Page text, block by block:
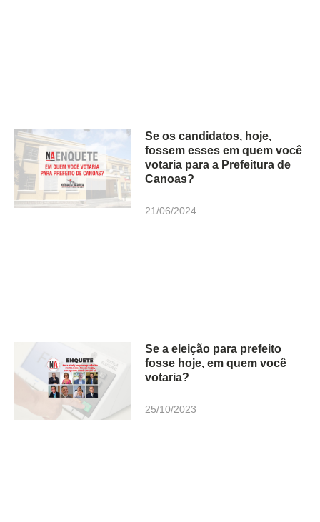
Se os candidatos, hoje,
fossem esses em quem você
votaria para a Prefeitura de
Canoas?
21/06/2024
Se a eleição para prefeito
fosse hoje, em quem você
votaria?
25/10/2023